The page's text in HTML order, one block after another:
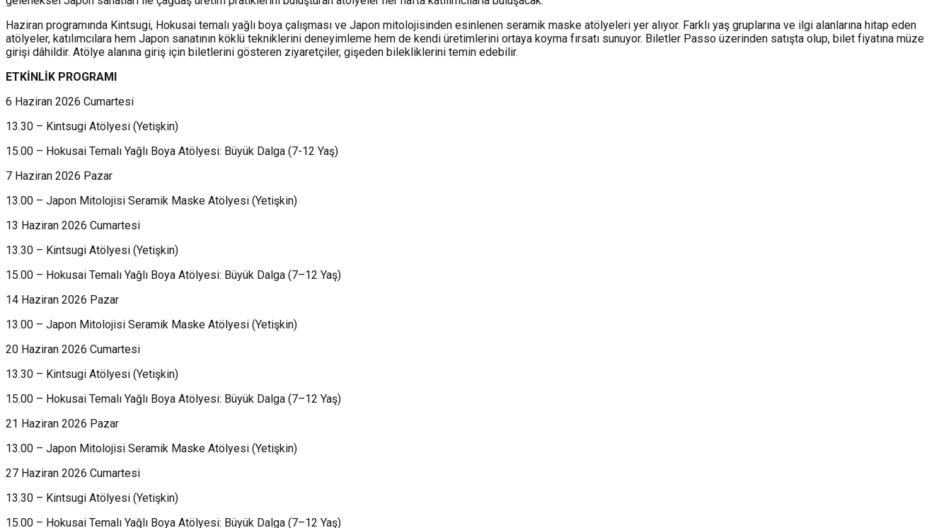
Haziran programında Kintsugi, Hokusai temalı yağlı boya çalışması ve Japon mitolojisinden esinlenen seramik maske atölyeleri yer alıyor. Farklı yaş gruplarına ve ilgi alanlarına hitap eden
atölyeler, katılımcılara hem Japon sanatının köklü tekniklerini deneyimleme hem de kendi üretimlerini ortaya koyma fırsatı sunuyor. Biletler Passo üzerinden satışta olup, bilet fiyatına müze
girişi dâhildir. Atölye alanına giriş için biletlerini gösteren ziyaretçiler, gişeden bilekliklerini temin edebilir.
ETKİNLİK PROGRAMI
6 Haziran 2026 Cumartesi
13.30 – Kintsugi Atölyesi (Yetişkin)
15.00 – Hokusai Temalı Yağlı Boya Atölyesi: Büyük Dalga (7-12 Yaş)
7 Haziran 2026 Pazar
13.00 – Japon Mitolojisi Seramik Maske Atölyesi (Yetişkin)
13 Haziran 2026 Cumartesi
13.30 – Kintsugi Atölyesi (Yetişkin)
15.00 – Hokusai Temalı Yağlı Boya Atölyesi: Büyük Dalga (7–12 Yaş)
14 Haziran 2026 Pazar
13.00 – Japon Mitolojisi Seramik Maske Atölyesi (Yetişkin)
20 Haziran 2026 Cumartesi
13.30 – Kintsugi Atölyesi (Yetişkin)
15.00 – Hokusai Temalı Yağlı Boya Atölyesi: Büyük Dalga (7–12 Yaş)
21 Haziran 2026 Pazar
13.00 – Japon Mitolojisi Seramik Maske Atölyesi (Yetişkin)
27 Haziran 2026 Cumartesi
13.30 – Kintsugi Atölyesi (Yetişkin)
15.00 – Hokusai Temalı Yağlı Boya Atölyesi: Büyük Dalga (7–12 Yaş)